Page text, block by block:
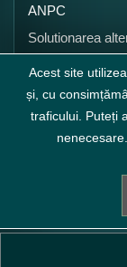
ANPC
Solutionarea
litigiilor
Acest site
și, cu
traficului. Puteți